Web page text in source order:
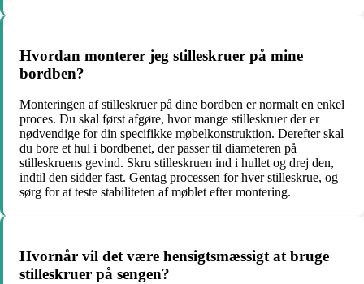
Hvordan monterer jeg stilleskruer på mine
bordben?
Monteringen af stilleskruer på dine bordben er normalt en enkel
proces. Du skal først afgøre, hvor mange stilleskruer der er
nødvendige for din specifikke møbelkonstruktion. Derefter skal
du bore et hul i bordbenet, der passer til diameteren på
stilleskruens gevind. Skru stilleskruen ind i hullet og drej den,
indtil den sidder fast. Gentag processen for hver stilleskrue, og
sørg for at teste stabiliteten af møblet efter montering.
Hvornår vil det være hensigtsmæssigt at bruge
stilleskruer på sengen?